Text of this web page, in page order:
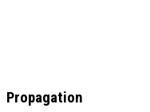
Propagation